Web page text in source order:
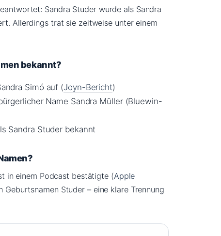
Sandra Studer wurde als Sandra
Allerdings trat sie zeitweise unter einem
bekannt?
Simó auf (Joyn-Bericht)
Name Sandra Müller (Bluewin-
Sandra Studer bekannt
in einem Podcast bestätigte (Apple
Studer – eine klare Trennung